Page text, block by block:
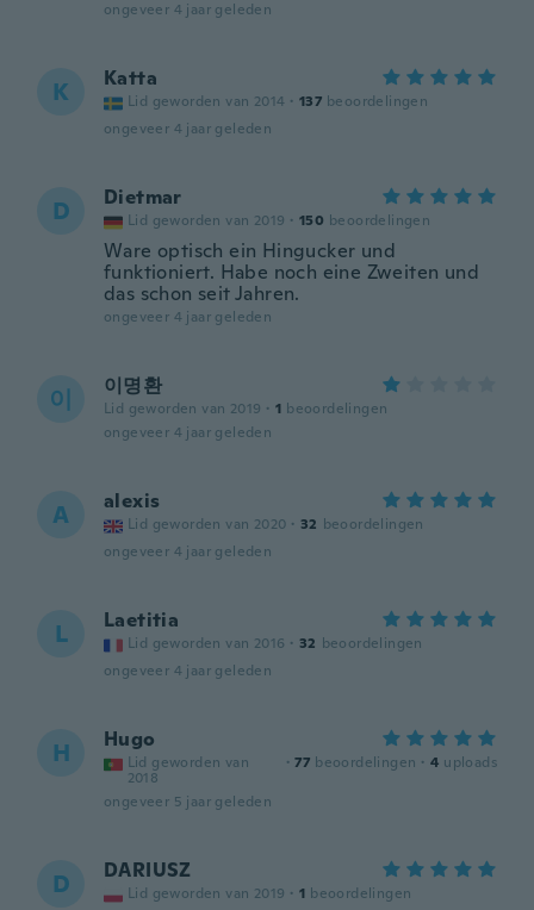
ongeveer 4 jaar geleden
K Katta
Lid geworden van 2014 · 137 beoordelingen
ongeveer 4 jaar geleden
D Dietmar
Lid geworden van 2019 · 150 beoordelingen
Ware optisch ein Hingucker und
funktioniert. Habe noch eine Zweiten und
das schon seit Jahren.
ongeveer 4 jaar geleden
이 이명환
Lid geworden van 2019 · 1 beoordelingen
ongeveer 4 jaar geleden
A alexis
Lid geworden van 2020 · 32 beoordelingen
ongeveer 4 jaar geleden
L Laetitia
Lid geworden van 2016 · 32 beoordelingen
ongeveer 4 jaar geleden
H Hugo
Lid geworden van
2018
· 77 beoordelingen · 4 uploads
ongeveer 5 jaar geleden
D DARIUSZ
Lid geworden van 2019 · 1 beoordelingen